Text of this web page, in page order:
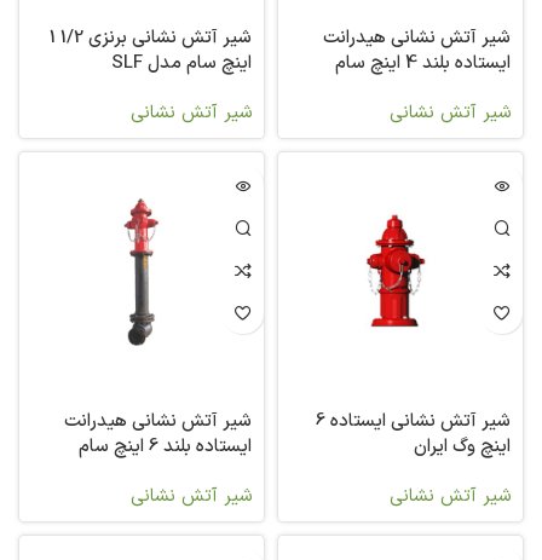
شیر آتش نشانی هیدرانت
ایستاده بلند 4 اینچ سام
شیر آتش نشانی
شیر آتش نشانی برنزی 1/2 1
اینچ سام مدل SLF
شیر آتش نشانی
شیر آتش نشانی ایستاده 6
اینچ وگ ایران
شیر آتش نشانی
شیر آتش نشانی هیدرانت
ایستاده بلند 6 اینچ سام
شیر آتش نشانی